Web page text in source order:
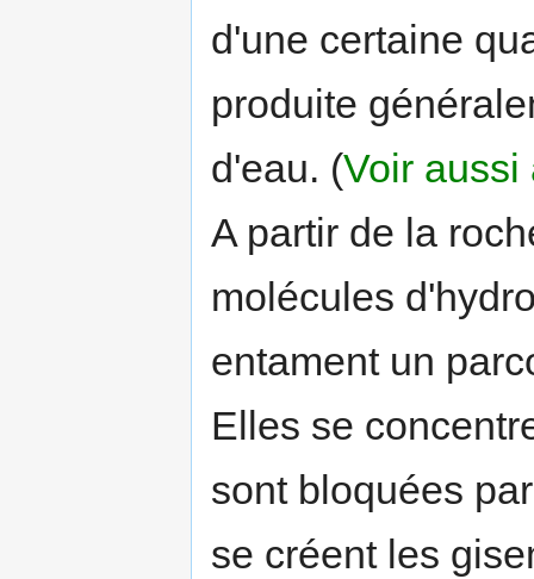
d'une certaine
produite
d'eau. (Voir aussi
A partir de la
molécules
entament un
Elles se
sont bloquées
se créent les